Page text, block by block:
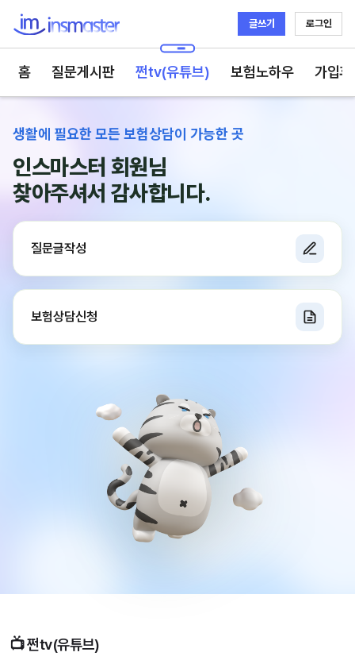
글쓰기 로그인
홈 질문게시판 쩐tv(유튜브) 보험노하우 가입
생활에 필요한 모든 보험상담이 가능한 곳
인스마스터 회원님
찾아주셔서 감사합니다.
질문글작성
보험상담신청
📺 쩐tv(유튜브)